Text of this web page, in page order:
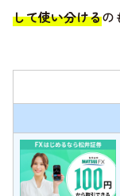
して使い分けるの